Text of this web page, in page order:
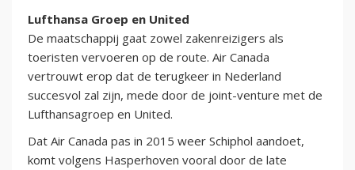
Lufthansa Groep en United
De maatschappij gaat zowel zakenreizigers als
toeristen vervoeren op de route. Air Canada
vertrouwt erop dat de terugkeer in Nederland
succesvol zal zijn, mede door de joint-venture met de
Lufthansagroep en United.
Dat Air Canada pas in 2015 weer Schiphol aandoet,
komt volgens Hasperhoven vooral door de late